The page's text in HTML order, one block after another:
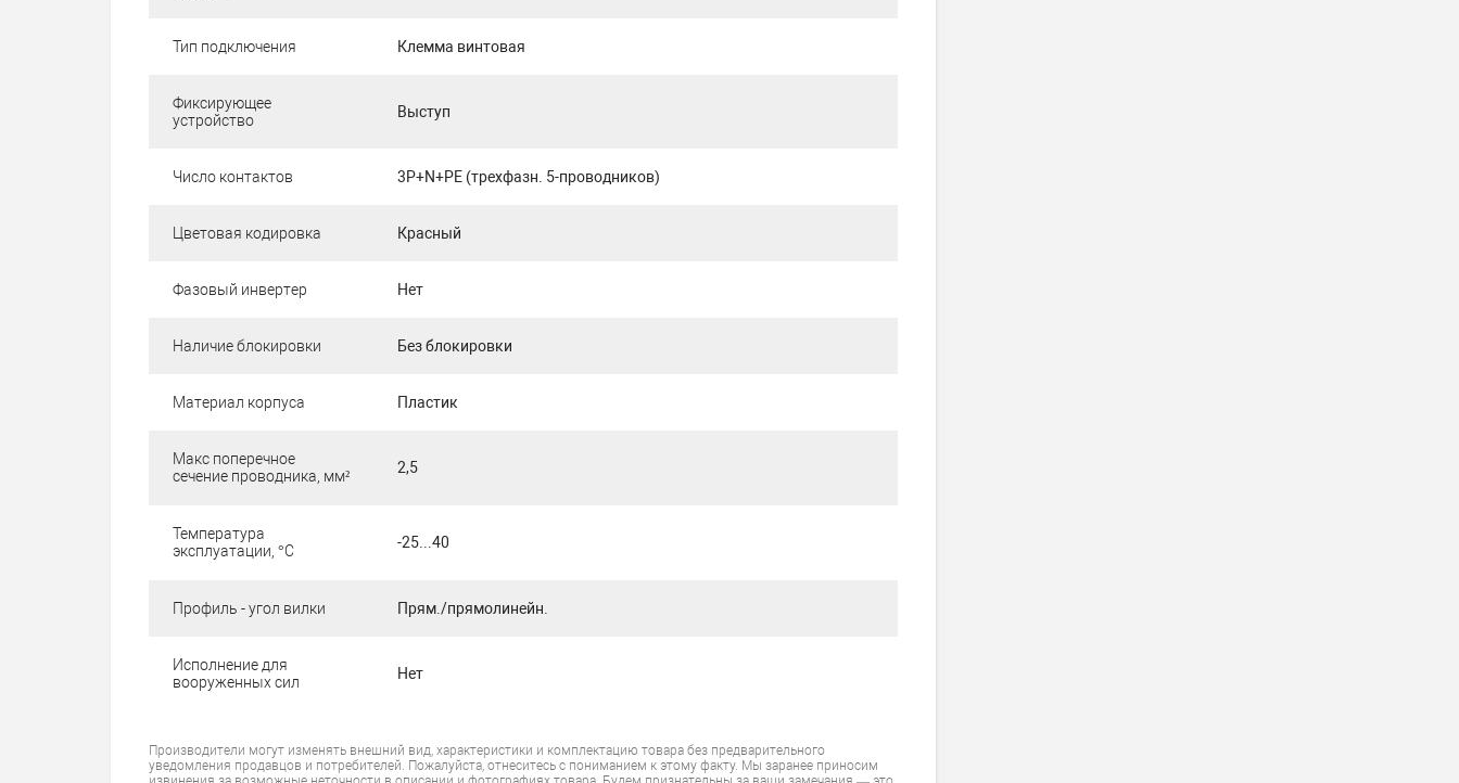
Тип подключения Клемма винтовая
Фиксирующее
устройство
Выступ
Число контактов 3P+N+PE (трехфазн. 5-проводников)
Цветовая кодировка Красный
Фазовый инвертер Нет
Наличие блокировки Без блокировки
Материал корпуса Пластик
Макс поперечное
сечение проводника, мм²
2,5
Температура
эксплуатации, °C
-25...40
Профиль - угол вилки Прям./прямолинейн.
Исполнение для
вооруженных сил
Нет
Производители могут изменять внешний вид, характеристики и комплектацию товара без предварительного
уведомления продавцов и потребителей. Пожалуйста, отнеситесь с пониманием к этому факту. Мы заранее приносим